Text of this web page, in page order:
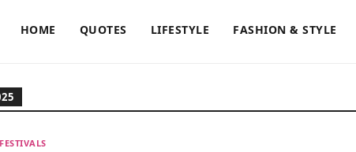
HOME QUOTES LIFESTYLE FASHION & STYLE
FESTIVALS